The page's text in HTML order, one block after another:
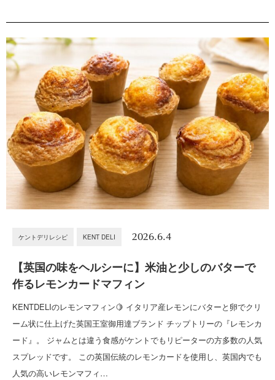
ケントデリレシピ KENT DELI 2026.6.4
【英国の味をヘルシーに】米油と少しのバターで
作るレモンカードマフィン
KENTDELIのレモンマフィン🍋 イタリア産レモンにバターと卵でクリ
ーム状に仕上げた英国王室御用達ブランド チップトリーの『レモンカ
ード』。 ジャムとは違う食感がケントでもリピーターの方多数の人気
スプレッドです。 この英国伝統のレモンカードを使用し、英国内でも
人気の高いレモンマフィ…